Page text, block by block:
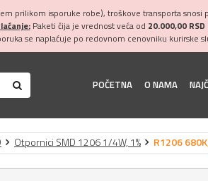
prilikom isporuke robe), troškove transporta snosi
Paketi čija je vrednost veća od 20.000,00 RSD
se naplaćuje po redovnom cenovniku kurirske
POČETNA O NAMA
Otpornici SMD 1206 1/4W, 1% R1206